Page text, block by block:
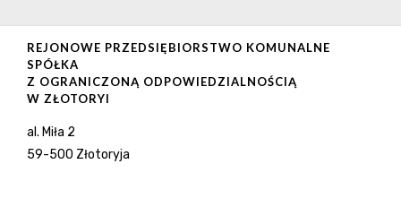
REJONOWE PRZEDSIĘBIORSTWO KOMUNALNE
SPÓŁKA
Z OGRANICZONĄ ODPOWIEDZIALNOŚCIĄ
W ZŁOTORYI
al. Miła 2
59-500 Złotoryja